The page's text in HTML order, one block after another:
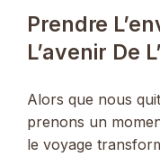
Prendre
L’avenir De
Alors que nous
prenons un
le voyage